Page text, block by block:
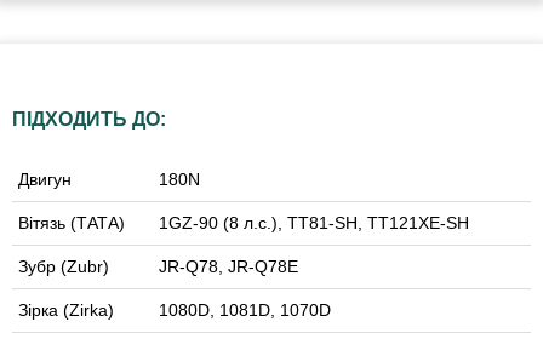
ПІДХОДИТЬ ДО:
Двигун 180N
Вітязь (ТАТА) 1GZ-90 (8 л.с.), TT81-SH, TT121XE-SH
Зубр (Zubr) JR-Q78, JR-Q78E
Зірка (Zirka) 1080D, 1081D, 1070D